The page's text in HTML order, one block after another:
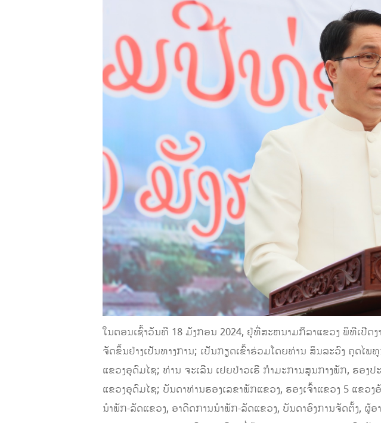
ໃນຕອນເຊົ້າວັນທີ 18 ມັງກອນ 2024, ຢູ່ທີ່ສະຫນາມກິລາແຂວງ ພິທີເປີດ
ຈັດຂຶ້ນຢ່າງເປັນທາງການ; ເປັນກຽດເຂົ້າຮ່ວມໂດຍທ່ານ ສິນລະວົງ ຄຸດໄ
ແຂວງອຸດົມໄຊ; ທ່ານ ຈະເລີນ ເຢຍປ່າວເຮີ ກຳມະການສູນກາງພັກ, ຮອງ
ແຂວງອຸດົມໄຊ; ບັນດາທ່ານຮອງເລຂາພັກແຂວງ, ຮອງເຈົ້າແຂວງ 5 ແຂວ
ນໍາພັກ-ລັດແຂວງ, ອາດີດການນໍາພັກ-ລັດແຂວງ, ບັນດາອົງການຈັດຕັ້ງ,